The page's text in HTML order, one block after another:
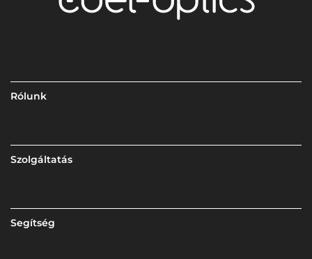
Rólunk
Szolgáltatás
Segítség